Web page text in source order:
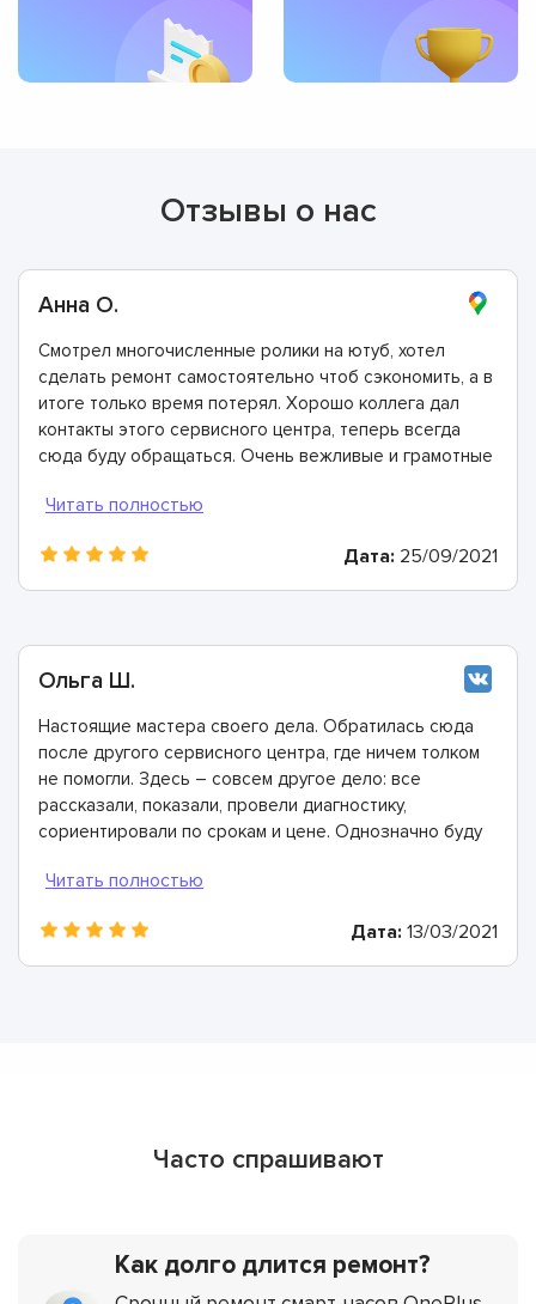
Отзывы о нас
Анна О.
Смотрел многочисленные ролики на ютуб, хотел
сделать ремонт самостоятельно чтоб сэкономить, а в
итоге только время потерял. Хорошо коллега дал
контакты этого сервисного центра, теперь всегда
сюда буду обращаться. Очень вежливые и грамотные
гарантию.
Дата: 25/09/2021
Ольга Ш.
Настоящие мастера своего дела. Обратилась сюда
после другого сервисного центра, где ничем толком
не помогли. Здесь – совсем другое дело: все
рассказали, показали, провели диагностику,
сориентировали по срокам и цене. Однозначно буду
Дата: 13/03/2021
Часто спрашивают
Как долго длится ремонт?